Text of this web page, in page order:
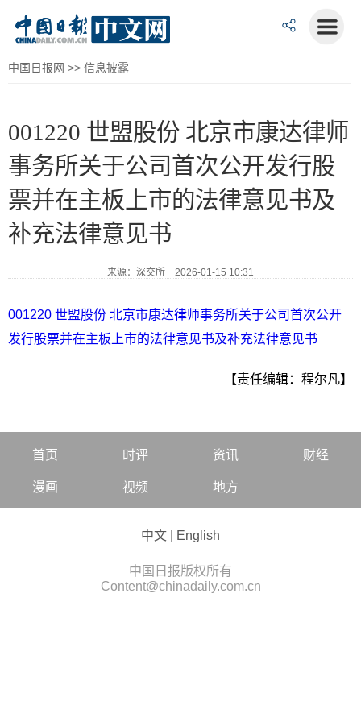
中国日报网 >> 信息披露
001220 世盟股份 北京市康达律师
事务所关于公司首次公开发行股
票并在主板上市的法律意见书及
补充法律意见书
来源：深交所 2026-01-15 10:31
001220 世盟股份 北京市康达律师事务所关于公司首次公开
发行股票并在主板上市的法律意见书及补充法律意见书
【责任编辑：程尔凡】
首页 时评 资讯 财经
漫画 视频 地方
中文 English
中国日报版权所有
Content@chinadaily.com.cn